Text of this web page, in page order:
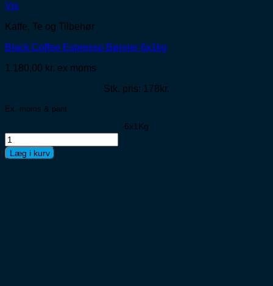
Vis
Kaffe, Te og Tilbehør
Black Coffee Espresso Bønner 6x1kg
1.180,00 kr. ex moms
Stk. pris: 178kr.
Ex. moms & pant
6x1Kg
Black
Coffee
Espresso
Læg i kurv